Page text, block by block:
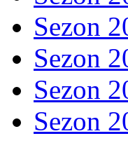
Sezon
Sezon
Sezon
Sezon